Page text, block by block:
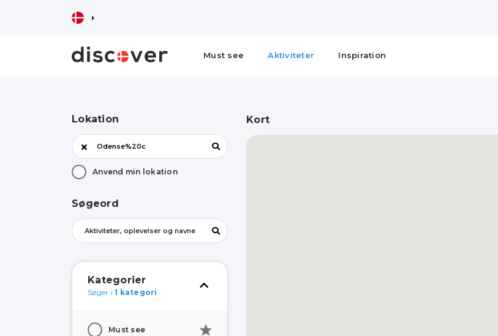
Must see Aktiviteter Inspiration
Lokation
Anvend min lokation
Søgeord
Kategorier
Søger i 1 kategori
Must see
Kort